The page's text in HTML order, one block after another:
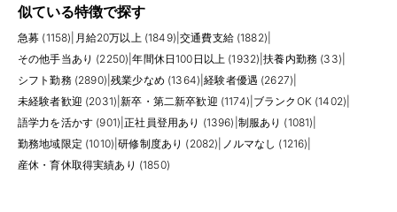
似ている特徴で探す
急募 (1158) 月給20万以上 (1849) |交通費支給 (1882)
その他手当あり (2250) |年間休日100日以上 (1932) |扶養内勤務 (33)
シフト勤務 (2890) |残業少なめ (1364) |経験者優遇 (2627)
未経験者歓迎 (2031) |新卒・第二新卒歓迎 (1174) ブランクOK (1402)
語学力を活かす (901) |正社員登用あり (1396) 制服あり (1081)
勤務地域限定 (1010) |研修制度あり (2082) ノルマなし (1216)
産休・育休取得実績あり (1850)